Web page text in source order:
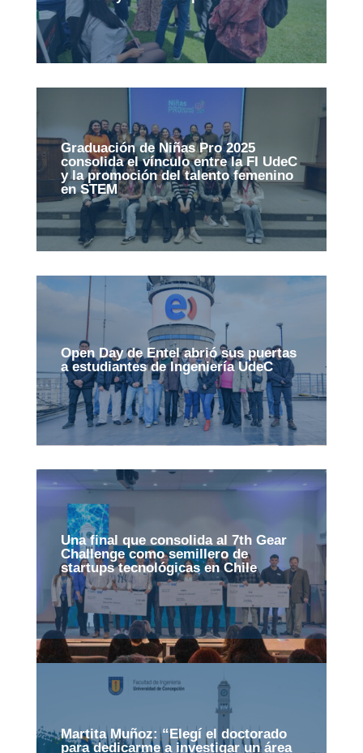
Graduación de Niñas Pro 2025
consolida el vínculo entre la FI UdeC
y la promoción del talento femenino
en STEM
Open Day de Entel abrió sus puertas
a estudiantes de Ingeniería UdeC
Una final que consolida al 7th Gear
Challenge como semillero de
startups tecnológicas en Chile
Martita Muñoz: “Elegí el doctorado
para dedicarme a investigar un área